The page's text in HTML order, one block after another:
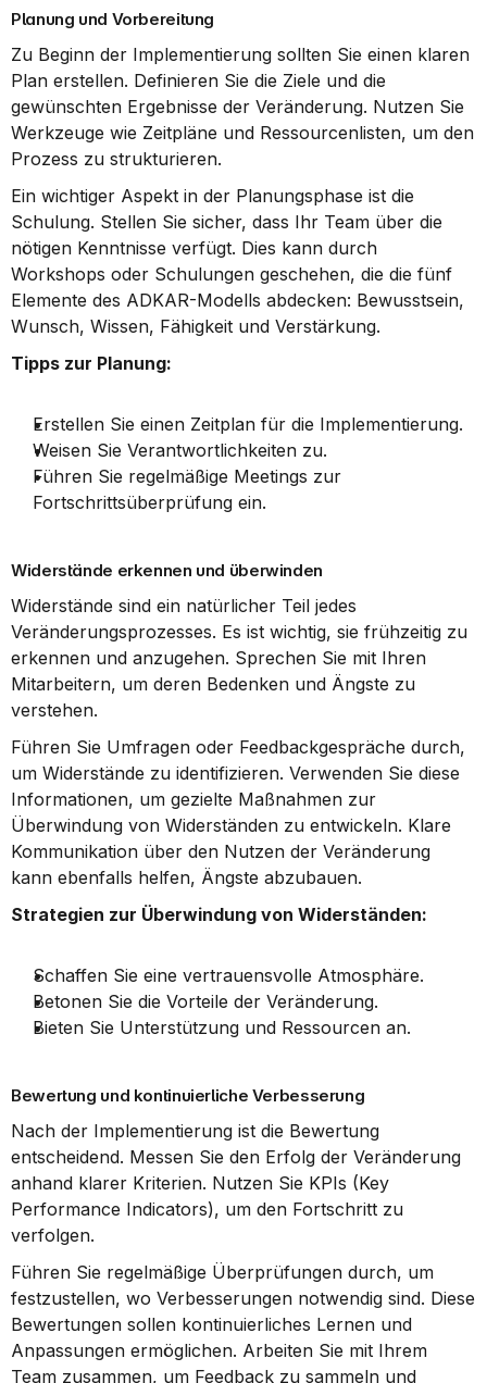
Planung und Vorbereitung
Zu Beginn der Implementierung sollten Sie einen klaren
Plan erstellen. Definieren Sie die Ziele und die
gewünschten Ergebnisse der Veränderung. Nutzen Sie
Werkzeuge wie Zeitpläne und Ressourcenlisten, um den
Prozess zu strukturieren.
Ein wichtiger Aspekt in der Planungsphase ist die
Schulung. Stellen Sie sicher, dass Ihr Team über die
nötigen Kenntnisse verfügt. Dies kann durch
Workshops oder Schulungen geschehen, die die fünf
Elemente des ADKAR-Modells abdecken: Bewusstsein,
Wunsch, Wissen, Fähigkeit und Verstärkung.
Tipps zur Planung:
Erstellen Sie einen Zeitplan für die Implementierung.
Weisen Sie Verantwortlichkeiten zu.
Führen Sie regelmäßige Meetings zur
Fortschrittsüberprüfung ein.
Widerstände erkennen und überwinden
Widerstände sind ein natürlicher Teil jedes
Veränderungsprozesses. Es ist wichtig, sie frühzeitig zu
erkennen und anzugehen. Sprechen Sie mit Ihren
Mitarbeitern, um deren Bedenken und Ängste zu
verstehen.
Führen Sie Umfragen oder Feedbackgespräche durch,
um Widerstände zu identifizieren. Verwenden Sie diese
Informationen, um gezielte Maßnahmen zur
Überwindung von Widerständen zu entwickeln. Klare
Kommunikation über den Nutzen der Veränderung
kann ebenfalls helfen, Ängste abzubauen.
Strategien zur Überwindung von Widerständen:
Schaffen Sie eine vertrauensvolle Atmosphäre.
Betonen Sie die Vorteile der Veränderung.
Bieten Sie Unterstützung und Ressourcen an.
Bewertung und kontinuierliche Verbesserung
Nach der Implementierung ist die Bewertung
entscheidend. Messen Sie den Erfolg der Veränderung
anhand klarer Kriterien. Nutzen Sie KPIs (Key
Performance Indicators), um den Fortschritt zu
verfolgen.
Führen Sie regelmäßige Überprüfungen durch, um
festzustellen, wo Verbesserungen notwendig sind. Diese
Bewertungen sollen kontinuierliches Lernen und
Anpassungen ermöglichen. Arbeiten Sie mit Ihrem
Team zusammen, um Feedback zu sammeln und